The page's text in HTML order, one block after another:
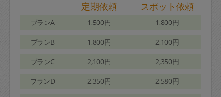
定期依頼 スポット依頼
プランA 1,500円 1,800円
プランB 1,800円 2,100円
プランC 2,100円 2,350円
プランD 2,350円 2,580円